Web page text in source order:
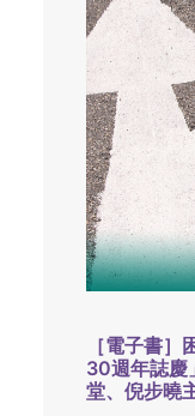
［電子書
30週年誌慶
堂、倪步曉